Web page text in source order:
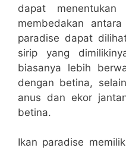
dapat
membedakan
paradise dapat
sirip yang
biasanya lebih
dengan betina,
anus dan ekor
betina.
Ikan paradise